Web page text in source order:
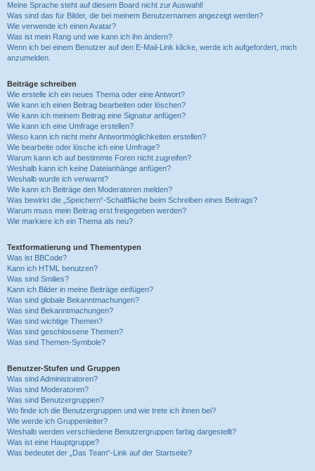
Meine Sprache steht auf diesem Board nicht zur Auswahl!
Was sind das für Bilder, die bei meinem Benutzernamen angezeigt werden?
Wie verwende ich einen Avatar?
Was ist mein Rang und wie kann ich ihn ändern?
Wenn ich bei einem Benutzer auf den E-Mail-Link klicke, werde ich aufgefordert, mich
anzumelden.
Beiträge schreiben
Wie erstelle ich ein neues Thema oder eine Antwort?
Wie kann ich einen Beitrag bearbeiten oder löschen?
Wie kann ich meinem Beitrag eine Signatur anfügen?
Wie kann ich eine Umfrage erstellen?
Wieso kann ich nicht mehr Antwortmöglichkeiten erstellen?
Wie bearbeite oder lösche ich eine Umfrage?
Warum kann ich auf bestimmte Foren nicht zugreifen?
Weshalb kann ich keine Dateianhänge anfügen?
Weshalb wurde ich verwarnt?
Wie kann ich Beiträge den Moderatoren melden?
Was bewirkt die „Speichern“-Schaltfläche beim Schreiben eines Beitrags?
Warum muss mein Beitrag erst freigegeben werden?
Wie markiere ich ein Thema als neu?
Textformatierung und Thementypen
Was ist BBCode?
Kann ich HTML benutzen?
Was sind Smilies?
Kann ich Bilder in meine Beiträge einfügen?
Was sind globale Bekanntmachungen?
Was sind Bekanntmachungen?
Was sind wichtige Themen?
Was sind geschlossene Themen?
Was sind Themen-Symbole?
Benutzer-Stufen und Gruppen
Was sind Administratoren?
Was sind Moderatoren?
Was sind Benutzergruppen?
Wo finde ich die Benutzergruppen und wie trete ich ihnen bei?
Wie werde ich Gruppenleiter?
Weshalb werden verschiedene Benutzergruppen farbig dargestellt?
Was ist eine Hauptgruppe?
Was bedeutet der „Das Team“-Link auf der Startseite?